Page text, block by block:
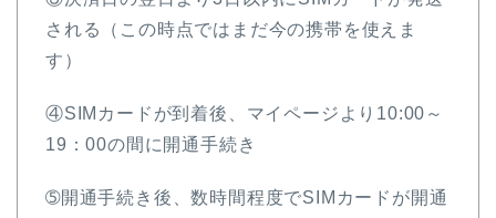
される（この時点ではまだ今の携帯を使えま
す）
④SIMカードが到着後、マイページより10:00～
19：00の間に開通手続き
➄開通手続き後、数時間程度でSIMカードが開通